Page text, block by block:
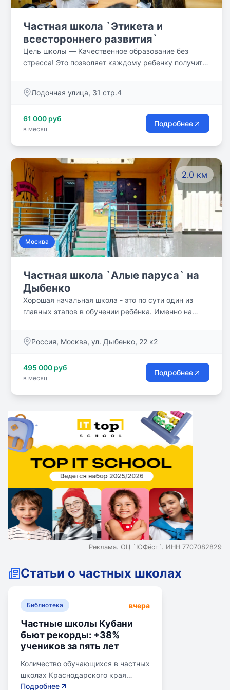
Частная школа `Этикета и
всестороннего развития`
Цель школы — Качественное образование без
стресса! Это позволяет каждому ребенку получить
Лодочная улица, 31 стр.4
61 000 руб
в месяц
Подробнее
2.0 км
Москва
Частная школа `Алые паруса` на
Дыбенко
Хорошая начальная школа - это по сути один из
главных этапов в обучении ребёнка. Именно на
вырабатываются умения и навыки к обучению,
Отдавая детей в первый класс, родителям надо
быть очень внимательными. Как показывает
ребёнка. Уютная обстановка и спокойная
атмосфера, созданные нашими педагогами,
располагают учеников к успешной мотивированной
учёбе. Мы всегда находим подход к каждому
ребёнку.
Россия, Москва, ул. Дыбенко, 22 к2
495 000 руб
в месяц
Подробнее
Реклама. ОЦ `ЮФёст`. ИНН 7707082829
Статьи о частных школах
Библиотека вчера
Частные школы Кубани
бьют рекорды: +38%
учеников за пять лет
Количество обучающихся в частных
школах Краснодарского края
выросло на 38% за последние пять
Подробнее